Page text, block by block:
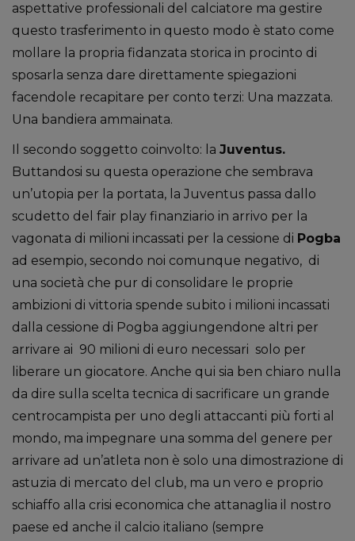
aspettative professionali del calciatore ma gestire
questo trasferimento in questo modo è stato come
mollare la propria fidanzata storica in procinto di
sposarla senza dare direttamente spiegazioni
facendole recapitare per conto terzi: Una mazzata.
Una bandiera ammainata.
Il secondo soggetto coinvolto: la Juventus.
Buttandosi su questa operazione che sembrava
un’utopia per la portata, la Juventus passa dallo
scudetto del fair play finanziario in arrivo per la
vagonata di milioni incassati per la cessione di Pogba
ad esempio, secondo noi comunque negativo, di
una società che pur di consolidare le proprie
ambizioni di vittoria spende subito i milioni incassati
dalla cessione di Pogba aggiungendone altri per
arrivare ai 90 milioni di euro necessari solo per
liberare un giocatore. Anche qui sia ben chiaro nulla
da dire sulla scelta tecnica di sacrificare un grande
centrocampista per uno degli attaccanti più forti al
mondo, ma impegnare una somma del genere per
arrivare ad un’atleta non è solo una dimostrazione di
astuzia di mercato del club, ma un vero e proprio
schiaffo alla crisi economica che attanaglia il nostro
paese ed anche il calcio italiano (sempre